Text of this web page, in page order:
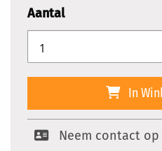
Aantal
In
Neem contact op